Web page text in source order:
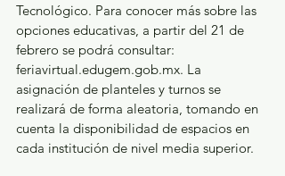
Tecnológico. Para conocer más sobre las
opciones educativas, a partir del 21 de
febrero se podrá consultar:
feriavirtual.edugem.gob.mx. La
asignación de planteles y turnos se
realizará de forma aleatoria, tomando en
cuenta la disponibilidad de espacios en
cada institución de nivel media superior.